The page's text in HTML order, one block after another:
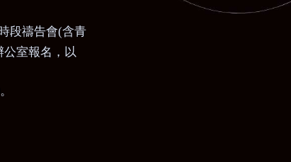
段禱告會(含青
室報名，以